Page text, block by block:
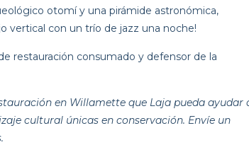
otomí y una pirámide astronómica,
vertical con un trío de jazz una noche!
restauración consumado y defensor de la
en Willamette que Laja pueda ayudar
cultural únicas en conservación. Envíe un